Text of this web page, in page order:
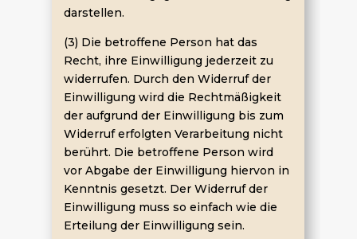
darstellen.
(3) Die betroffene Person hat das
Recht, ihre Einwilligung jederzeit zu
widerrufen. Durch den Widerruf der
Einwilligung wird die Rechtmäßigkeit
der aufgrund der Einwilligung bis zum
Widerruf erfolgten Verarbeitung nicht
berührt. Die betroffene Person wird
vor Abgabe der Einwilligung hiervon in
Kenntnis gesetzt. Der Widerruf der
Einwilligung muss so einfach wie die
Erteilung der Einwilligung sein.